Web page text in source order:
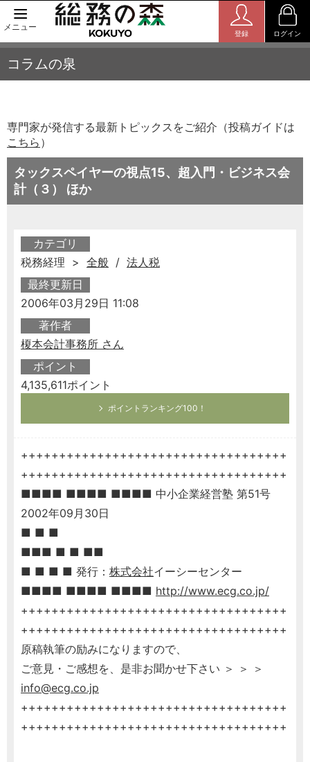
メニュー
登録 ログイン
コラムの泉
専門家が発信する最新トピックスをご紹介（投稿ガイドは
こちら ）
タックスペイヤーの視点15、超入門・ビジネス会
計（３） ほか
カテゴリ
税務経理 > 全般 / 法人税
最終更新日
2006年03月29日 11:08
著作者
榎本会計事務所 さん
ポイント
4,135,611ポイント
ポイントランキング100！
+++++++++++++++++++++++++++++++++++
+++++++++++++++++++++++++++++++++++
■■■■ ■■■■ ■■■■ 中小企業経営塾 第51号
2002年09月30日
■ ■ ■
■■■ ■ ■ ■■
■ ■ ■ ■ 発行： 株式会社イーシーセンター
■■■■ ■■■■ ■■■■ http://www.ecg.co.jp/
+++++++++++++++++++++++++++++++++++
+++++++++++++++++++++++++++++++++++
原稿執筆の励みになりますので、
ご意見・ご感想を、是非お聞かせ下さい ＞ ＞ ＞
info@ecg.co.jp
+++++++++++++++++++++++++++++++++++
+++++++++++++++++++++++++++++++++++